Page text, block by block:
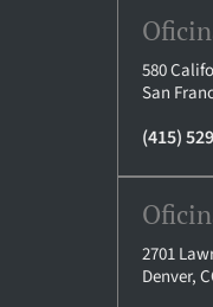
580
San
(415)
2701
Denver,